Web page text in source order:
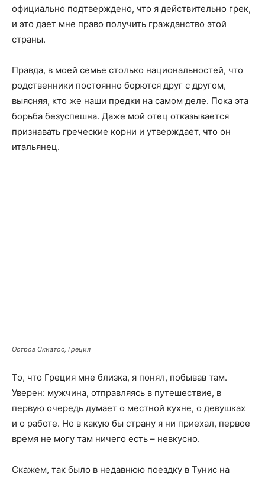
официально подтверждено, что я действительно грек,
и это дает мне право получить гражданство этой
страны.
Правда, в моей семье столько национальностей, что
родственники постоянно борются друг с другом,
выясняя, кто же наши предки на самом деле. Пока эта
борьба без­успешна. Даже мой отец отказывается
признавать греческие корни и утверждает, что он
итальянец.
Остров Скиатос, Греция
То, что Греция мне близка, я понял, побывав там.
Уверен: мужчина, отправляясь в путешествие, в
первую очередь думает о местной кухне, о девушках
и о работе. Но в какую бы страну я ни приехал, первое
время не могу там ничего есть – невкусно.
Скажем, так было в недавнюю поездку в Тунис на